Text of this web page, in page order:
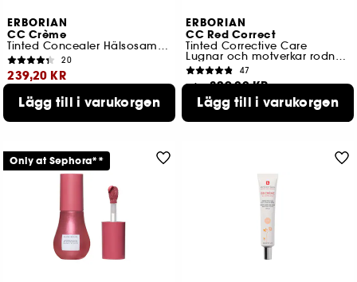
ERBORIAN
CC Crème
Tinted Concealer Hälsosam lyster och utstrålning
20
239,20 KR
Lägsta pris : 299,00 KR -20%
12 tillgängliga färger
Lägg till i varukorgen
ERBORIAN
CC Red Correct
Tinted Corrective Care
Lugnar och motverkar rodnad
47
Från:329,00 KR
2 storlekar tillgängliga
Lägg till i varukorgen
Only at Sephora**